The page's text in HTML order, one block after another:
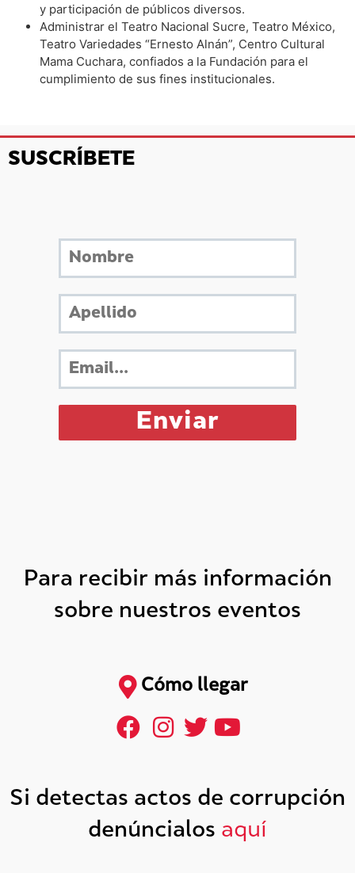
y participación de públicos diversos.
Administrar el Teatro Nacional Sucre, Teatro México,
Teatro Variedades “Ernesto Alnán”, Centro Cultural
Mama Cuchara, confiados a la Fundación para el
cumplimiento de sus fines institucionales.
SUSCRÍBETE
Para recibir más información
sobre nuestros eventos
Cómo llegar
Si detectas actos de corrupción
denúncialos aquí